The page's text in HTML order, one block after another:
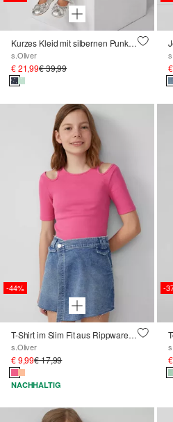
Kurzes Kleid mit silbernen Punkten und Gürtel
s.Oliver
€ 21,99€ 39,99
-44%
T-Shirt im Slim Fit aus Rippware mit Cut-outs
s.Oliver
€ 9,99€ 17,99
NACHHALTIG
-